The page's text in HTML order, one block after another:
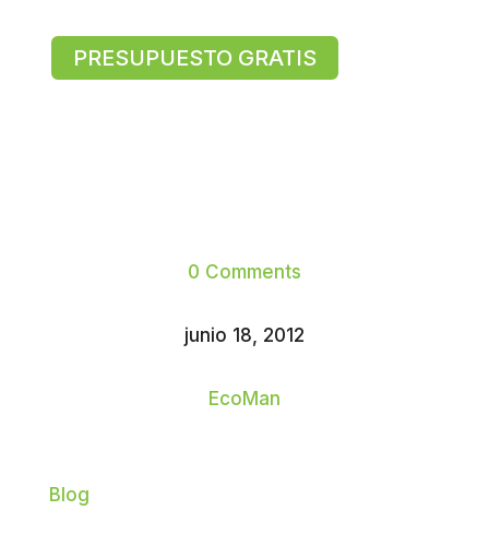
PRESUPUESTO GRATIS
0 Comments
junio 18, 2012
EcoMan
Blog